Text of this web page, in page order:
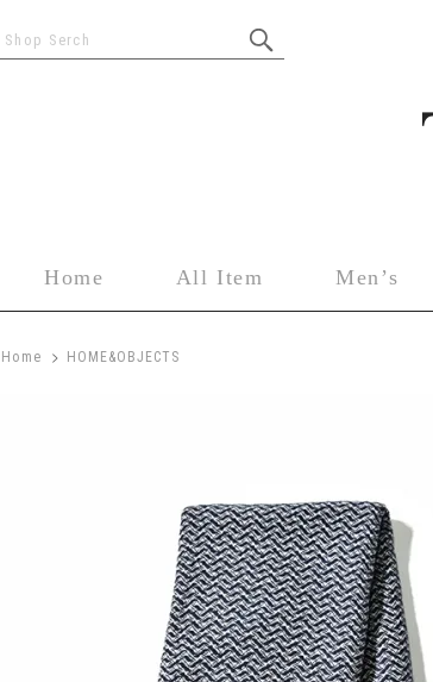
Shop Serch
Home All Item Men’s
Home > HOME&OBJECTS